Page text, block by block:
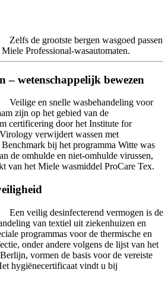
Zelfs de grootste bergen wasgoed passen
Professional-wasautomaten.
– wetenschappelijk bewezen
Veilige en snelle wasbehandeling voor
zijn op het gebied van de
certificering door het Institute for
verwijdert wassen met
bij het programma Witte was
de omhulde en niet-omhulde virussen,
van het Miele wasmiddel ProCare Tex.
Een veilig desinfecterend vermogen is de
van textiel uit ziekenhuizen en
programmas voor de thermische en
onder andere volgens de lijst van het
vormen de basis voor de vereiste
hygiënecertificaat vindt u bij